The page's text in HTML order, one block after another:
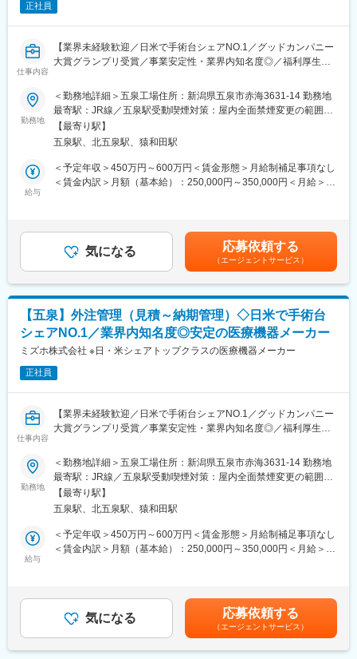
■キャリアパス
管理職を目指す道とプレーヤーとしてスペシャリストを目指す道
がございます。早い方であれば20代で管理職や入社5年で支店長
へ昇格した方もいます。
◎目標数字のみでなく、行動面も合わせて評価するため成長しや
すい環境です。こつこつ地道に取り組んでいる方であれば達成が
可能です。
◎医院内シェア向上に向け、営業の専門性／スキルを高めること
ンの自社内製化など、無理なく営業としてのスキルを身に着ける
ことができます。
■当社について
・地域密着型の営業活動から得た地域ごとのノウハウ、協力メー
カーの全国規模のバックアップにより、顧客要望に最も適した歯
科医院開業／経営の情報提供とトータル支援を実現しています。
・幅広いネットワークにより国内で流通している多くの歯科材
料・医療機器を取り扱っております。国内外のメーカー／商社の
協力体制のもと、話題の先進技術を紹介する展示会も毎年開催し
ています
正社員
仕事内容
【業界未経験歓迎／日米で手術台シェアNO.1／グッドカンパニー
大賞グランプリ受賞／事業安定性・業界内知名度◎／福利厚生充
【業務概要】
■当社は100年を超える医療機器メーカーで、世界的なトップクラ
スシェア製品を持つ安定企業です。
■手術で使用する整形外科・脳外科関係製品（脳動脈瘤クリップ、
整形外科インプラント、鋼製器具等） の製造を支える資材部門
で、原材料や部材の発注、一次加工や在庫の維持管理、入出庫対
■仕入先へ原材料の見積依頼・価格交渉、発注・納期管理、入庫処
理、ミルシート（材料・品質証明書）管理
■材料加工（切断・搬送等）と資材管理（在庫の維持・管理、棚卸
■五泉工場は主力製品である脳外科・整形外科関係製品を開発設
計・製造しています。
「脳動脈瘤クリップ」「整形外科インプラント」「鋼製器具」
「人工関節」等
■材料となる金属部材を仕入れて、機械や職人の手による加工によ
り、最終製品へ仕上げていく加工工場になります。
【所属組織の構成】
■工場全体：241名、部門全体：26名
■内今回募集ポジション：13名（正社員7名 嘱託2名 パート4
【豊富な福利厚生】
■作業服・安全靴の貸与あり
■住宅補助手当 / 会社規程に該当の場合
■扶養家族手当 / 会社規程に該当の場合
(配偶者12,000円、子1人につき8,000円)
【企業魅力／当社について】
日本から世界へ。当社の医療機器は、世界数十か国で採用されて
います。
勤務地
＜勤務地詳細＞五泉工場住所：新潟県五泉市赤海3631-14 勤務地
最寄駅：JR線／五泉駅受動喫煙対策：屋内全面禁煙変更の範囲：
会社の定める事業所
【最寄り駅】
五泉駅、北五泉駅、猿和田駅
給与
＜予定年収＞450万円～600万円＜賃金形態＞月給制補足事項なし
＜賃金内訳＞月額（基本給）：250,000円～350,000円＜月給＞
選考を通じて上下する可能性があります。・業績加算賞与の制度
があり、年収は平均的な加算賞与を含みます。・残業代別途支給
賃金はあくまでも目安の金額であり、選考を通じて上下する可能
性があります。月給(月額)は固定手当を含めた表記です。
気になる 応募依頼する
（エージェントサービス）
【五泉】外注管理（見積～納期管理）◇日米で手術台
シェアNO.1／業界内知名度◎安定の医療機器メーカー
ミズホ株式会社 ※日・米シェアトップクラスの医療機器メーカー
正社員
仕事内容
【業界未経験歓迎／日米で手術台シェアNO.1／グッドカンパニー
大賞グランプリ受賞／事業安定性・業界内知名度◎／福利厚生充
【業務概要】
■当社は100年を超える医療機器メーカーで、世界的なトップクラ
スシェア製品を持つ安定企業です。
■整形・脳外科関係製品 （脳動脈瘤クリップ、整形外科インプラ
ント、鋼製器具等） を製造する上で必要な一部の加工を外注先へ
依頼しており、外注先への発注から部材出荷・納期管理まで幅広
■取引先や外注先への見積依頼、価格交渉、発注書作成、納期管
理、入庫処理
■外注先への部材持ち込みのための梱包、搬入作業と引き取り な
勤務地
＜勤務地詳細＞五泉工場住所：新潟県五泉市赤海3631-14 勤務地
最寄駅：JR線／五泉駅受動喫煙対策：屋内全面禁煙変更の範囲：
会社の定める事業所
【最寄り駅】
五泉駅、北五泉駅、猿和田駅
給与
＜予定年収＞450万円～600万円＜賃金形態＞月給制補足事項なし
＜賃金内訳＞月額（基本給）：250,000円～350,000円＜月給＞
選考を通じて上下する可能性があります。・業績加算賞与の制度
があり、年収は平均的な加算賞与を含みます。・残業代別途支給
賃金はあくまでも目安の金額であり、選考を通じて上下する可能
性があります。月給(月額)は固定手当を含めた表記です。
気になる 応募依頼する
（エージェントサービス）